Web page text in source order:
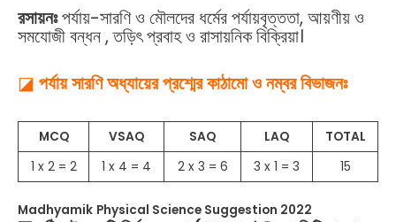
রসায়নঃপর্যায়-সারণি ও মৌলদের ধর্মের পর্যায়বৃত্ততা, আয়ণীয় ও
সমযোজী বন্ধন , তড়িৎ প্রবাহ ও রাসায়নিক বিক্রিয়া।
◪ পর্যায় সারণি অধ্যায়ের প্রশ্মের কাঠামো ও নম্বর বিভাজনঃ
MCQ VSAQ SAQ LAQ
TOTAL
1 x 2 = 2
1 x 4 = 4 2 x 3 = 6 3 x 1 = 3 15
Madhyamik Physical Science Suggestion 2022